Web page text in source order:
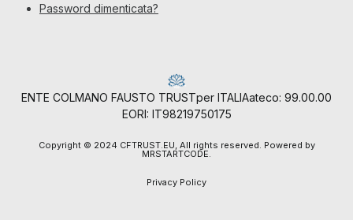
Password dimenticata?
ENTE COLMANO FAUSTO TRUSTper ITALIAateco: 99.00.00
EORI: IT98219750175
Copyright © 2024 CFTRUST.EU, All rights reserved. Powered by
MRSTARTCODE.
Privacy Policy